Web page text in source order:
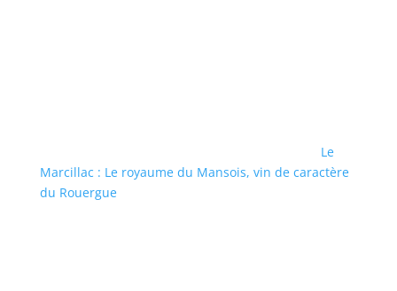
Le
Marcillac : Le royaume du Mansois, vin de caractère
du Rouergue